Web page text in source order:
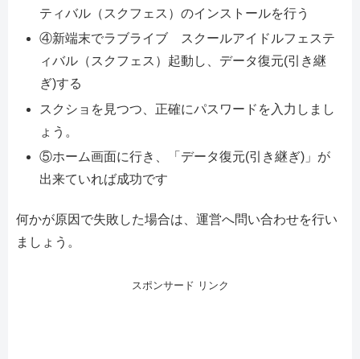
ティバル（スクフェス）のインストールを行う
④新端末でラブライブ スクールアイドルフェステ
ィバル（スクフェス）起動し、データ復元(引き継
ぎ)する
スクショを見つつ、正確にパスワードを入力しまし
ょう。
⑤ホーム画面に行き、「データ復元(引き継ぎ)」が
出来ていれば成功です
何かが原因で失敗した場合は、運営へ問い合わせを行い
ましょう。
スポンサード リンク